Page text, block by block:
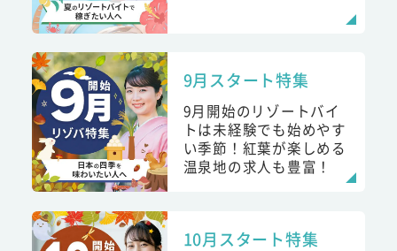
9月スタート特集
9月開始のリゾートバイ
トは未経験でも始めやす
い季節！紅葉が楽しめる
温泉地の求人も豊富！
10月スタート特集